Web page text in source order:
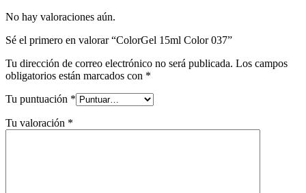
No hay valoraciones aún.
Sé el primero en valorar “ColorGel 15ml Color 037”
Tu dirección de correo electrónico no será publicada. Los campos
obligatorios están marcados con *
Tu puntuación *
Tu valoración *